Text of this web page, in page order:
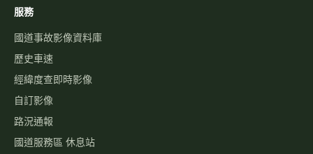
服務
國道事故影像資料庫
歷史車速
經緯度查即時影像
自訂影像
路況通報
國道服務區 休息站